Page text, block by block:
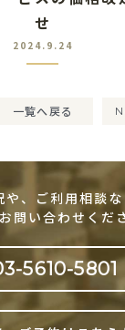
せ
2024.9.24
一覧へ戻る
や、ご利用相談な
問い合わせくだ
5610-5801